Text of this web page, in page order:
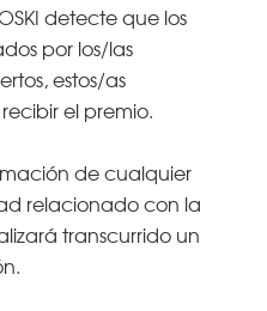
detecte que los
por los/las
estos/as
el premio.
de cualquier
relacionado con la
transcurrido un